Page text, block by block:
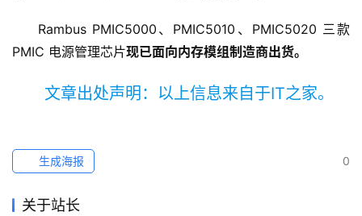
Rambus PMIC5000、PMIC5010、PMIC5020 三款
PMIC 电源管理芯片现已面向内存模组制造商出货。
文章出处声明：以上信息来自于IT之家。
0
生成海报
关于站长